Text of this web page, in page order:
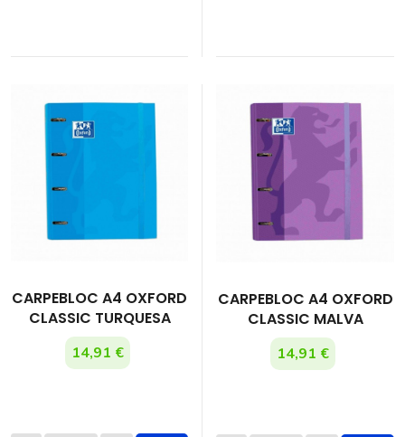
CARPEBLOC A4 OXFORD
CLASSIC TURQUESA
14,91 €
CARPEBLOC A4 OXFORD
CLASSIC MALVA
14,91 €